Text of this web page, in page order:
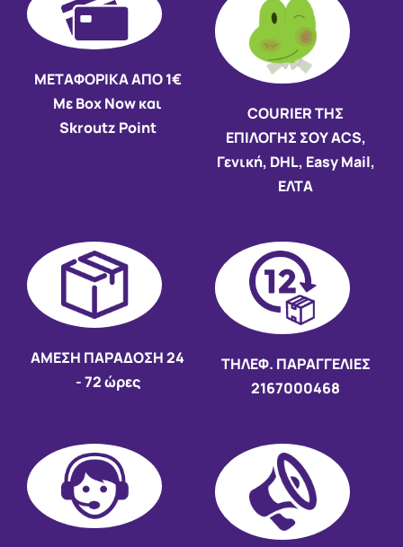
ΜΕΤΑΦΟΡΙΚΑ ΑΠΟ 1€
Με Box Now και
Skroutz Point
COURIER ΤΗΣ
ΕΠΙΛΟΓΗΣ ΣΟΥ ACS,
Γενική, DHL, Easy Mail,
ΕΛΤΑ
AMEΣΗ ΠΑΡΑΔΟΣΗ24
- 72 ώρες
ΤΗΛΕΦ. ΠΑΡΑΓΓΕΛΙΕΣ
2167000468